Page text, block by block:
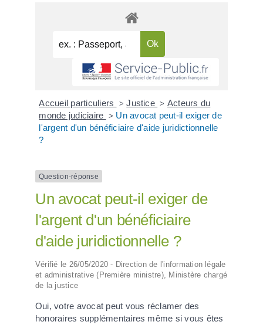
Accueil particuliers > Justice > Acteurs du
monde judiciaire > Un avocat peut-il exiger de
l'argent d'un bénéficiaire d'aide juridictionnelle
?
Question-réponse
Un avocat peut-il exiger de
l'argent d'un bénéficiaire
d'aide juridictionnelle ?
Vérifié le 26/05/2020 - Direction de l'information légale
et administrative (Première ministre), Ministère chargé
de la justice
Oui, votre avocat peut vous réclamer des
honoraires supplémentaires même si vous êtes